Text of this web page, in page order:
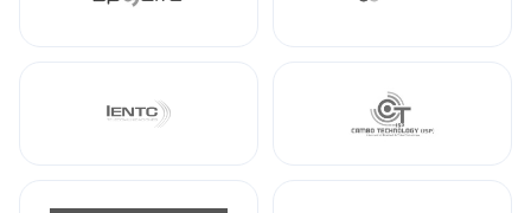
Spectra
IENTC Cambo